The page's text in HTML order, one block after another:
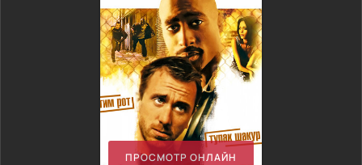
ПРОСМОТР ОНЛАЙН